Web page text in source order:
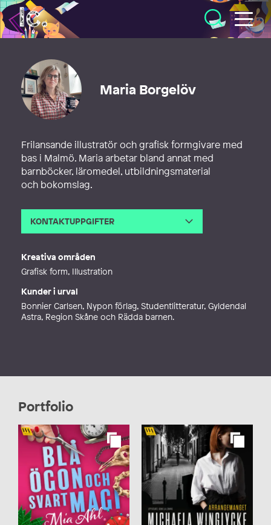
Illustratörcentrum
Maria Borgelöv
Frilansande illustratör och grafisk formgivare med
bas i Malmö. Maria arbetar bland annat med
barnböcker, läromedel, utbildningsmaterial
och bokomslag.
KONTAKTUPPGIFTER
Kreativa områden
Grafisk form, Illustration
Kunder i urval
Bonnier Carlsen, Nypon förlag, Studentlitteratur, Gyldendal
Astra, Region Skåne och Rädda barnen.
Portfolio